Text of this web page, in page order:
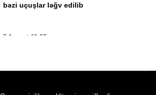
bəzi uçuşlar ləğv edilib
7 Avqust 16:37